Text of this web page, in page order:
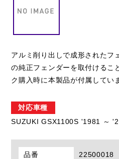
アルミ削り出しで成形されたフ
の純正フェンダーを取付けるこ
ク購入時に本製品が付属してい
対応車種
SUZUKI GSX1100S '1981 ～
品番
22500018